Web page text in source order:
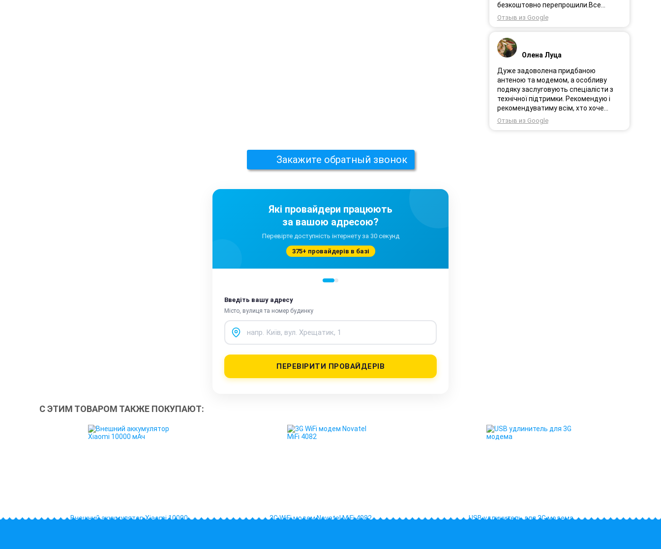
безкоштовно перепрошили.Все
працює.
Отзыв из Google
Олена Луца
Дуже задоволена придбаною
антеною та модемом, а особливу
подяку заслуговують спеціалісти з
технічної підтримки. Рекомендую і
рекомендуватиму всім, хто хоче
користуватись безпровідним
Отзыв из Google
Закажите обратный звонок
Які провайдери працюють
за вашою адресою?
Перевірте доступність інтернету за 30 секунд
375+ провайдерів в базі
Введіть вашу адресу
Місто, вулиця та номер будинку
ПЕРЕВІРИТИ ПРОВАЙДЕРІВ
С ЭТИМ ТОВАРОМ ТАКЖЕ ПОКУПАЮТ:
Внешний аккумулятор Xiaomi 10000
3G WiFi модем Novatel MiFi 4082 USB удлинитель для 3G модема